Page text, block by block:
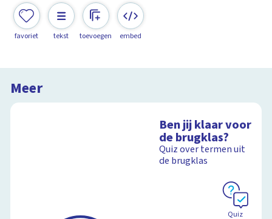
favoriet tekst toevoegen embed
Meer
Ben jij klaar voor
de brugklas?
Quiz over termen uit
de brugklas
Quiz